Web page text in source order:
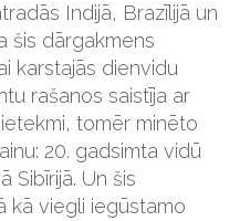
Indijā, Brazīlijā un
šis dārgakmens
karstajās dienvidu
rašanos saistīja ar
tomēr minēto
20. gadsimta vidū
Sibīrijā. Un šis
kā viegli iegūstamo